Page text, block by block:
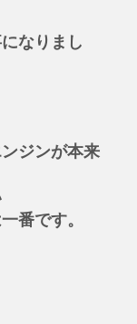
なりまし
ジンが本来
番です。